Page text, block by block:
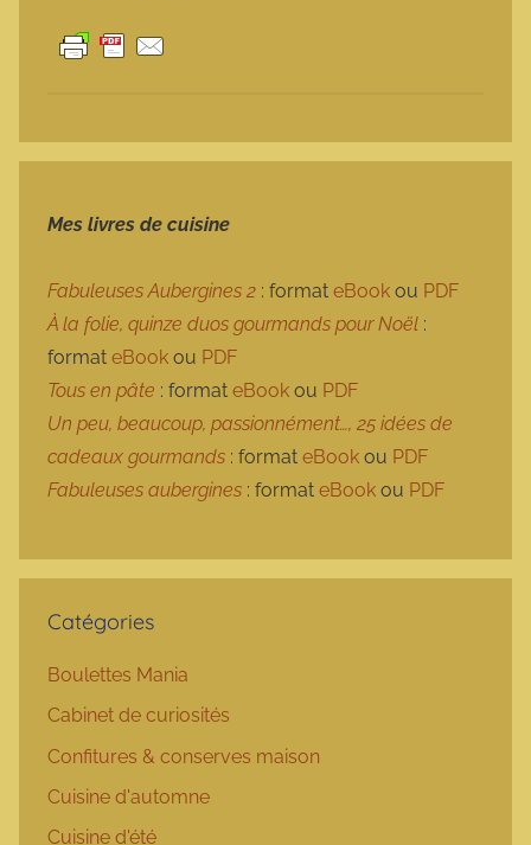
Mes livres de cuisine
Fabuleuses Aubergines 2 : format eBook ou PDF
À la folie, quinze duos gourmands pour Noël :
format eBook ou PDF
Tous en pâte : format eBook ou PDF
Un peu, beaucoup, passionnément…, 25 idées de
cadeaux gourmands : format eBook ou PDF
Fabuleuses aubergines : format eBook ou PDF
Catégories
Boulettes Mania
Cabinet de curiosités
Confitures & conserves maison
Cuisine d'automne
Cuisine d'été